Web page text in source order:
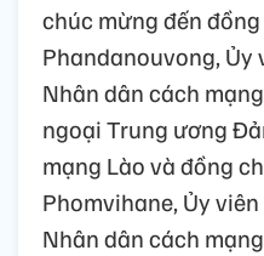
chúc mừng đến
Phandanouvong,
Nhân dân cách
ngoại Trung ương
mạng Lào và đồng
Phomvihane, Ủy
Nhân dân cách